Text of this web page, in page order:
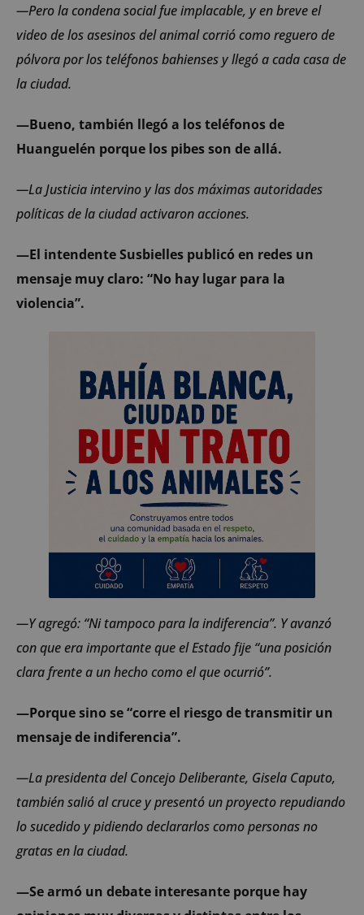
—Pero la condena social fue implacable, y en breve el
video de los asesinos del animal corrió como reguero de
pólvora por los teléfonos bahienses y llegó a cada casa de
la ciudad.
—Bueno, también llegó a los teléfonos de
Huanguelén porque los pibes son de allá.
—La Justicia intervino y las dos máximas autoridades
políticas de la ciudad activaron acciones.
—El intendente Susbielles publicó en redes un
mensaje muy claro: “No hay lugar para la
violencia”.
—Y agregó: “Ni tampoco para la indiferencia”. Y avanzó
con que era importante que el Estado fije “una posición
clara frente a un hecho como el que ocurrió”.
—Porque sino se “corre el riesgo de transmitir un
mensaje de indiferencia”.
—La presidenta del Concejo Deliberante, Gisela Caputo,
también salió al cruce y presentó un proyecto repudiando
lo sucedido y pidiendo declararlos como personas no
gratas en la ciudad.
—Se armó un debate interesante porque hay